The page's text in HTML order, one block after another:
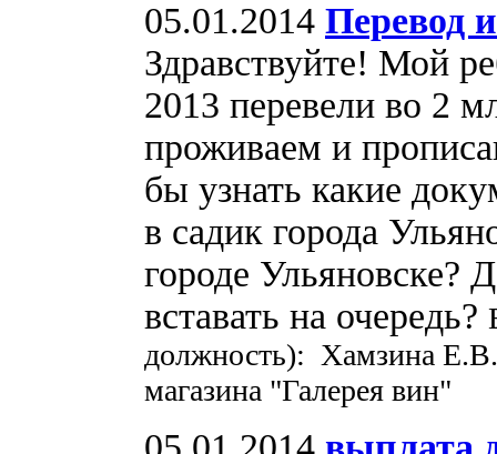
05.01.2014 Перевод
Здравствуйте! Мой
2013 перевели во 2
проживаем и
бы узнать какие
в садик города
городе Ульяновске?
вставать на очередь?
должность): Хамзина
магазина "Галерея вин"